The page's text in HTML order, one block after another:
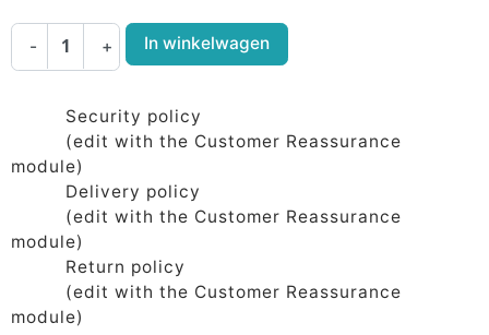
- + In winkelwagen
Security policy
(edit with the Customer Reassurance
module)
Delivery policy
(edit with the Customer Reassurance
module)
Return policy
(edit with the Customer Reassurance
module)